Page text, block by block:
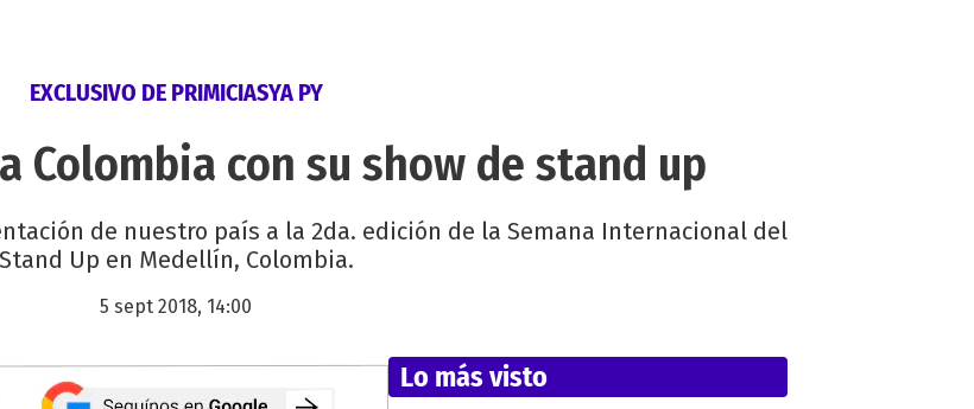
EXCLUSIVO DE PRIMICIASYA PY
Colombia con su show de stand up
de nuestro país a la 2da. edición de la Semana Internacional del
Stand Up en Medellín, Colombia.
5 sept 2018, 14:00
Lo más visto